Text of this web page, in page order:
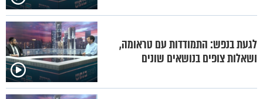
לגעת בנפש: התמודדות עם טראומה,
ושאלות צופים בנושאים שונים